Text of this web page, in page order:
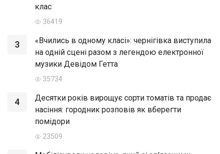
клас
36419
3
«Вчились в одному класі»: чернігівка виступила
на одній сцені разом з легендою електронної
музики Девідом Гетта
35734
4
Десятки років вирощує сорти томатів та продає
насіння: городник розповів як вберегти
помідори
23509